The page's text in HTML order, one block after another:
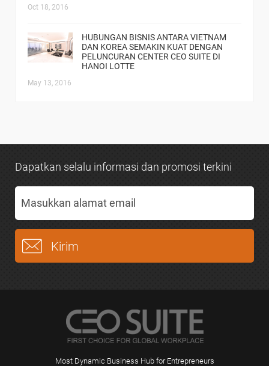
Oct 18, 2016
HUBUNGAN BISNIS ANTARA VIETNAM
DAN KOREA SEMAKIN KUAT DENGAN
PELUNCURAN CENTER CEO SUITE DI
HANOI LOTTE
May 13, 2016
Dapatkan selalu informasi dan promosi terkini
Most Dynamic Business Hub for Entrepreneurs